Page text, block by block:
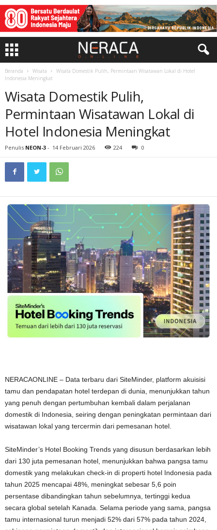
Beranda Wisata
Wisata Domestik Pulih, Permintaan Wisatawan Lokal di Hotel
Indonesia Meningkat
Wisata Domestik Pulih,
Permintaan Wisatawan Lokal di
Hotel Indonesia Meningkat
Penulis NEON-3 - 14 Februari 2026 224 0
NERACAONLINE – Data terbaru dari SiteMinder, platform akuisisi
tamu dan pendapatan hotel terdepan di dunia, menunjukkan tahun
yang penuh dengan pertumbuhan kembali dalam perjalanan
domestik di Indonesia, seiring dengan peningkatan permintaan dari
wisatawan lokal yang tercermin dari pemesanan hotel.
SiteMinder’s Hotel Booking Trends yang disusun berdasarkan lebih
dari 130 juta pemesanan hotel, menunjukkan bahwa pangsa tamu
domestik yang melakukan check-in di properti hotel Indonesia pada
tahun 2025 mencapai 48%, meningkat sebesar 5,6 poin
persentase dibandingkan tahun sebelumnya, tertinggi kedua
secara global setelah Kanada. Selama periode yang sama, pangsa
tamu internasional turun menjadi 52% dari 57% pada tahun 2024,